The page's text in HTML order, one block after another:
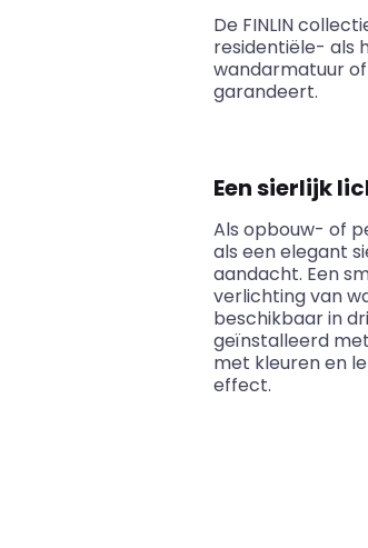
De FINLIN
residentiële- als
wandarmatuur
garandeert.
Een sierlijk
Als opbouw- of
als een elegant
aandacht. Een
verlichting van
beschikbaar in
geïnstalleerd
met kleuren en
effect.